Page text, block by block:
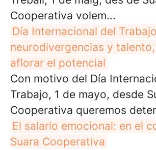
Cooperativa volem...
Día Internacional del
neurodivergencias y
aflorar el potencial
Con motivo del Día
Trabajo, 1 de mayo, desde
Cooperativa queremos
El salario emocional: en el
Suara Cooperativa